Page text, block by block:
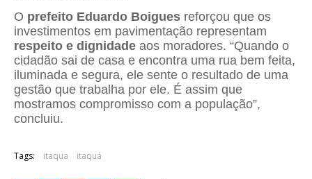
O prefeito Eduardo Boigues reforçou que os
investimentos em pavimentação representam
respeito e dignidade aos moradores. “Quando o
cidadão sai de casa e encontra uma rua bem feita,
iluminada e segura, ele sente o resultado de uma
gestão que trabalha por ele. É assim que
mostramos compromisso com a população”,
concluiu.
Tags: itaqua itaquá